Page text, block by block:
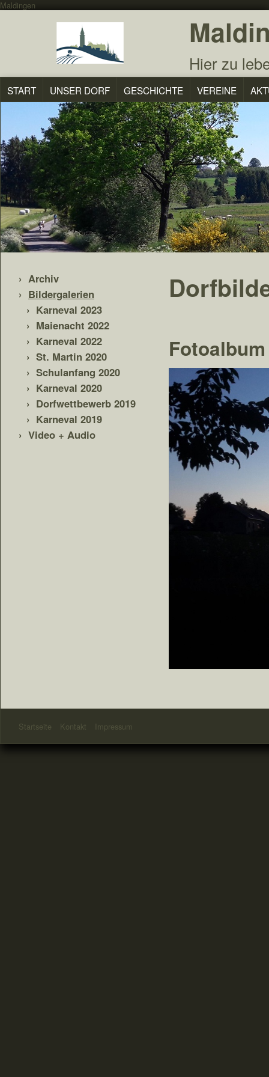
Maldingen
Hier zu
START UNSER DORF GESCHICHTE VEREINE
Archiv
Bildergalerien
Karneval 2023
Maienacht 2022
Karneval 2022
St. Martin 2020
Schulanfang 2020
Karneval 2020
Dorfwettbewerb 2019
Karneval 2019
Video + Audio
Startseite Kontakt Impressum